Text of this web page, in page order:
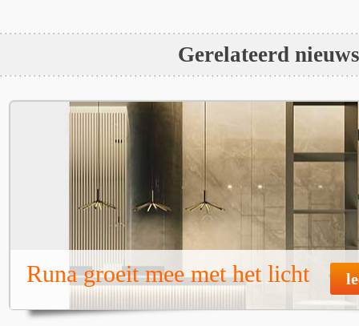
Gerelateerd nieuws
Runa groeit mee met het licht